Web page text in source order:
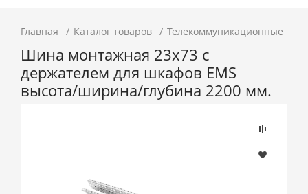
Главная Каталог товаров Телекоммуникационные
Шина монтажная 23х73 с
держателем для шкафов EMS
высота/ширина/глубина 2200 мм.